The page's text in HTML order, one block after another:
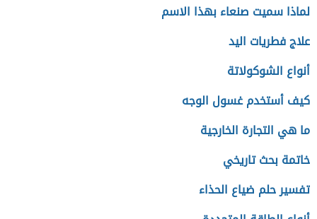
لماذا سميت صنعاء بهذا الاسم
علاج فطريات اليد
أنواع الشوكولاتة
كيف أستخدم غسول الوجه
ما هي التجارة الخارجية
خاتمة بحث تاريخي
تفسير حلم ضياع الحذاء